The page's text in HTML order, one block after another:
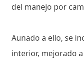
del manejo por
Aunado a ello, se
interior, mejorado